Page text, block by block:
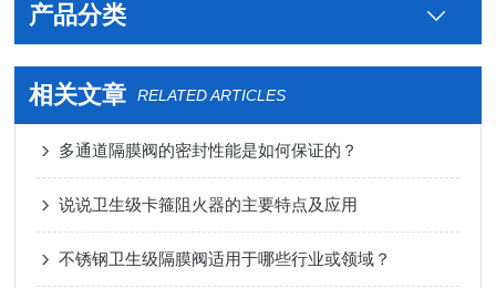
产品分类
相关文章 RELATED ARTICLES
多通道隔膜阀的密封性能是如何保证的？
说说卫生级卡箍阻火器的主要特点及应用
不锈钢卫生级隔膜阀适用于哪些行业或领域？